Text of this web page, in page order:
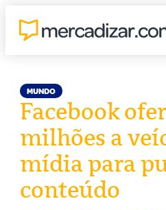
MUNDO
Facebook
milhões a
mídia para
conteúdo